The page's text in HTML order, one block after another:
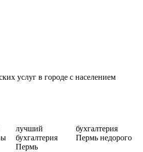
услуг в городе с населением
лучший
бухгалтерия
Пермь
бухгалтерия
Пермь недорого